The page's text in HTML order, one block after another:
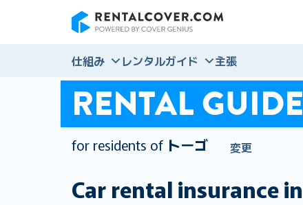
仕組み レンタルガイド 主張
RENTAL GUIDE
for residents of トーゴ 変更
Car rental insurance in